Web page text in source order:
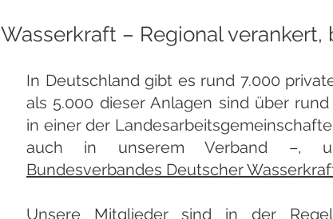
Wasserkraft – Regional
In Deutschland gibt es rund 7.000
als 5.000 dieser Anlagen sind über
in einer der
auch in unserem Verband –,
Bundesverbandes Deutscher
Unsere Mitglieder sind in der